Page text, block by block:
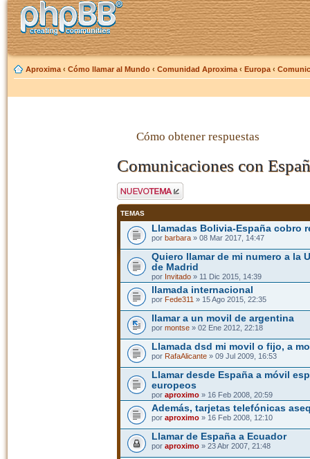
Aproxima ‹ Cómo llamar al Mundo ‹ Comunidad Aproxima ‹ Europa ‹
Cómo obtener respuestas
Comunicaciones con
Publicar un nuevo
tema
TEMAS
Llamadas Bolivia-España cobro
por barbara» 08 Mar 2017, 14:47
Quiero llamar de mi numero a la
de Madrid
por Invitado» 11 Dic 2015, 14:39
llamada internacional
por Fede311 » 15 Ago 2015, 22:35
llamar a un movil de argentina
por montse» 02 Ene 2012, 22:18
Llamada dsd mi movil o fijo, a
por RafaAlicante» 09 Jul 2009, 16:53
Llamar desde España a móvil
europeos
por aproximo» 16 Feb 2008, 20:59
Además, tarjetas telefónicas
por aproximo» 16 Feb 2008, 12:10
Llamar de España a Ecuador
por aproximo» 23 Abr 2007, 21:48